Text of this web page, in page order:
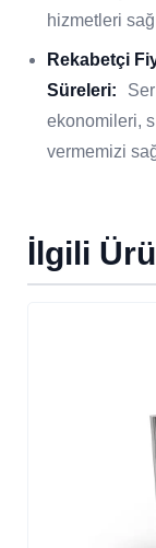
hizmetleri
Rekabetçi
Süreleri:
ekonomileri,
vermemizi
İlgili